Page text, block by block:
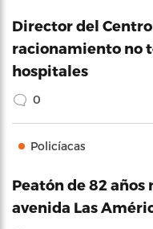
Director del
racionamiento no
hospitales
0
Policíacas
Peatón de 82
avenida Las